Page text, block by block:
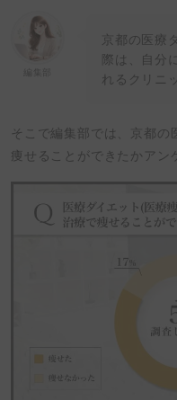
京都の医療
際は、自分
れるクリニ
そこで編集部では、京都の
痩せることができたかアン